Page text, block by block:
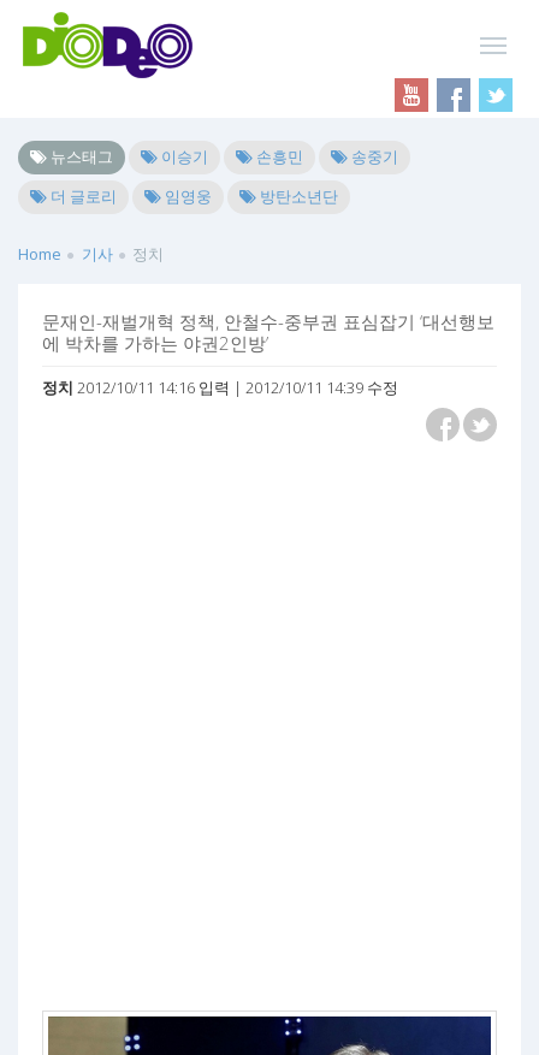
뉴스태그 이승기 손흥민
송중기
더 글로리
임영웅 방탄소년단
Home 기사 정치
문재인-재벌개혁 정책, 안철수-중부권 표심잡기 ‘대선행보
에 박차를 가하는 야권2인방’
정치 2012/10/11 14:16 입력 | 2012/10/11 14:39 수정